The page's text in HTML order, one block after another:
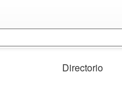
Directorio